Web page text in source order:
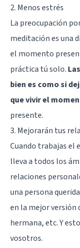
2. Menos estrés
La preocupación
meditación es una
el momento
práctica tú solo.
bien es como si
que vivir el
presente.
3. Mejorarán tus
Cuando trabajas el
lleva a todos los
relaciones
una persona
en la mejor versión
hermana, etc. Y
vosotros.